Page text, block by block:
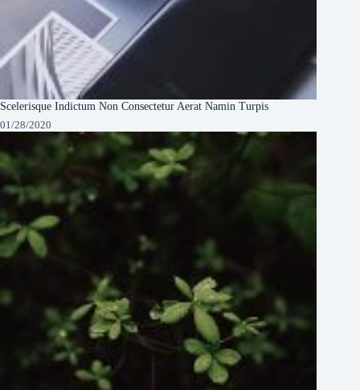
Scelerisque Indictum Non Consectetur Aerat Namin Turpis
01/28/2020